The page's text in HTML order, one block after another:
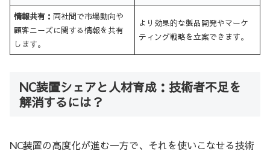
情報共有：両社間で市場動向や
顧客ニーズに関する情報を共有
します。
より効果的な製品開発やマーケ
ティング戦略を立案できます。
NC装置シェアと人材育成：技術者不足を
解消するには？
NC装置の高度化が進む一方で、それを使いこなせる技術